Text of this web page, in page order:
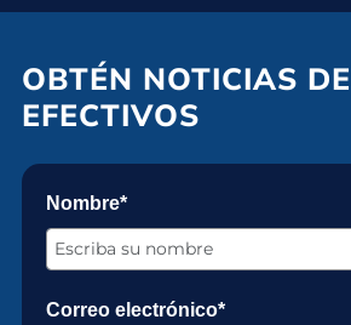
OBTÉN NOTICIAS
EFECTIVOS
Nombre*
Correo electrónico*